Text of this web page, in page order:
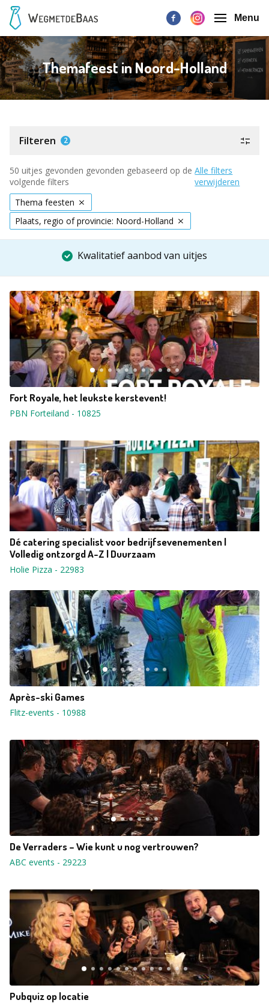
Menu
Themafeest in Noord-Holland
Filteren 2
50 uitjes gevonden gevonden gebaseerd op de
volgende filters
Alle filters
verwijderen
Thema feesten
Plaats, regio of provincie: Noord-Holland
Kwalitatief aanbod van uitjes
Fort Royale, het leukste kerstevent!
PBN Forteiland - 10825
Dé catering specialist voor bedrijfsevenementen |
Volledig ontzorgd A-Z | Duurzaam
Holie Pizza - 22983
Après-ski Games
Flitz-events - 10988
De Verraders – Wie kunt u nog vertrouwen?
ABC events - 29223
Pubquiz op locatie